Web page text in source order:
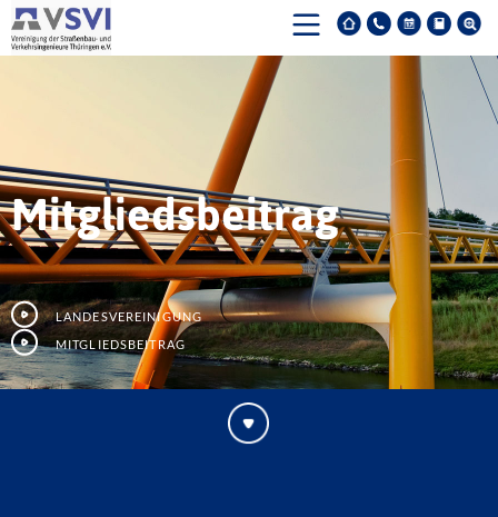
Mitgliedsbeitrag
Landesvereinigung
Mitgliedsbeitrag